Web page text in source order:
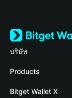
บริษัท
เกี่ยวกับ Bitget Wallet
Blog
Products
Crypto Card
Bitget Wallet X